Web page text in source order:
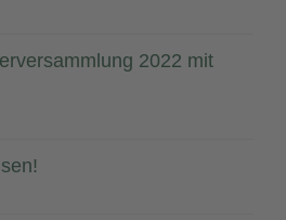
2022 mit